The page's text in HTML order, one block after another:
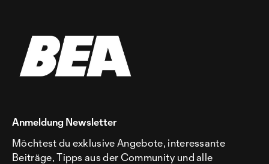
Anmeldung Newsletter
Möchtest du exklusive Angebote, interessante
Beiträge, Tipps aus der Community und alle